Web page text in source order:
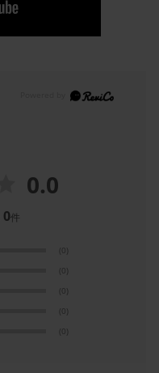
0.0
0件
(0)
(0)
(0)
(0)
(0)